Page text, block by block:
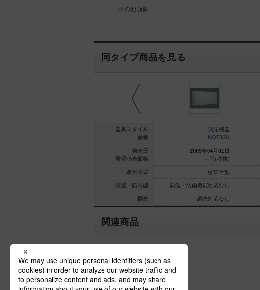
その他画像
同タイプ商品を見る
器具スタイル
品番
発売日
希望小売価格
取付方式
防湿・防雨型
調光
調光機器
円(税抜)
壁直付型
防湿・防雨機能対応なし
調光機器
NQE12U
2009年04月 01 日
---円(税抜)
壁直付型
防湿・防雨機能対応なし
調光対応なし
関連商品